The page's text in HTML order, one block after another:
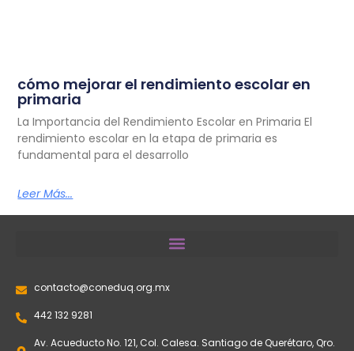
cómo mejorar el rendimiento escolar en
primaria
La Importancia del Rendimiento Escolar en Primaria El
rendimiento escolar en la etapa de primaria es
fundamental para el desarrollo
Leer Más...
contacto@coneduq.org.mx
442 132 9281
Av. Acueducto No. 121, Col. Calesa. Santiago de Querétaro, Qro.